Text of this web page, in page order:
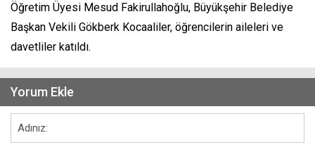
Öğretim Üyesi Mesud Fakirullahoğlu, Büyükşehir Belediye
Başkan Vekili Gökberk Kocaaliler, öğrencilerin aileleri ve
davetliler katıldı.
Yorum Ekle